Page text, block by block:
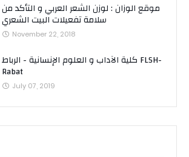
موقع الوزان : لوزن الشعر العربي و التأكد من
سلامة تفعيلات البيت الشعري
November 22, 2018
كلية الآداب و العلوم الإنسانية - الرباط FLSH-
Rabat
July 07, 2019